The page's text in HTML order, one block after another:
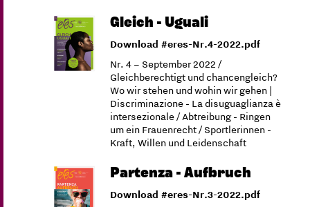
Gleich - Uguali
Download #eres-Nr.4-2022.pdf
Nr. 4 – September 2022 /
Gleichberechtigt und chancengleich?
Wo wir stehen und wohin wir gehen |
Discriminazione - La disuguaglianza è
intersezionale / Abtreibung - Ringen
um ein Frauenrecht / Sportlerinnen -
Kraft, Willen und Leidenschaft
Partenza - Aufbruch
Download #eres-Nr.3-2022.pdf